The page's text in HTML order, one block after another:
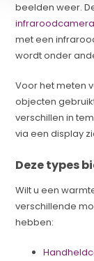
beelden weer.
infraroodcamera
met een
wordt onder
Voor het meten
objecten
verschillen in
via een display
Deze types
Wilt u een
verschillende
hebben: